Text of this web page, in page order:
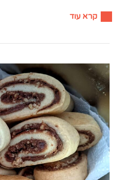
קרא עוד